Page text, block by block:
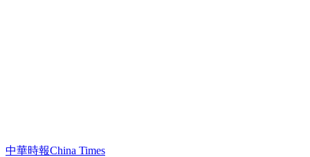
中華時報China Times